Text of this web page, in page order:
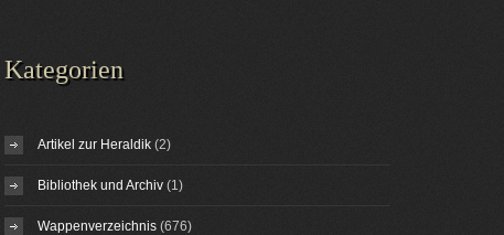
Kategorien
Artikel zur Heraldik(2)
Bibliothek und Archiv(1)
Wappenverzeichnis(676)